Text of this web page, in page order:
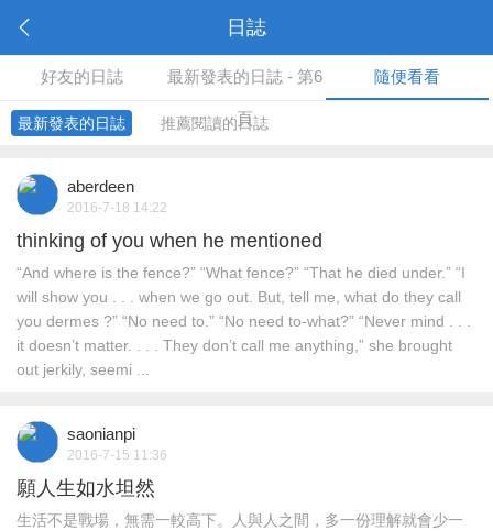
日誌
好友的日誌 最新發表的日誌 - 第6
頁
隨便看看
最新發表的日誌 推薦閱讀的日誌
aberdeen
2016-7-18 14:22
thinking of you when he mentioned
“And where is the fence?” “What fence?” “That he died under.” “I
will show you . . . when we go out. But, tell me, what do they call
you dermes ?” “No need to.” “No need to-what?” “Never mind . . .
it doesn’t matter. . . . They don’t call me anything,” she brought
out jerkily, seemi ...
saonianpi
2016-7-15 11:36
願人生如水坦然
生活不是戰場，無需一較高下。人與人之間，多一份理解就會少一